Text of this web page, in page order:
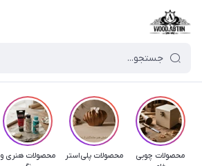
محصولات چوبی
محصولات پلی‌استر
محصولات هنری و